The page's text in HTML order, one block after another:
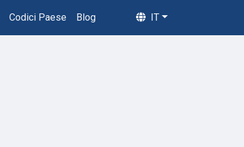
Codici Paese Blog IT